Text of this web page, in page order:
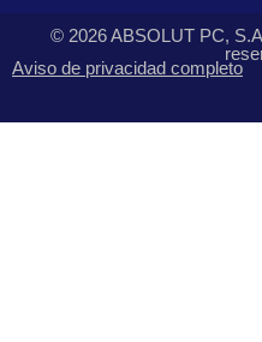
© 2026 ABSOLUT PC,
Aviso de privacidad completo